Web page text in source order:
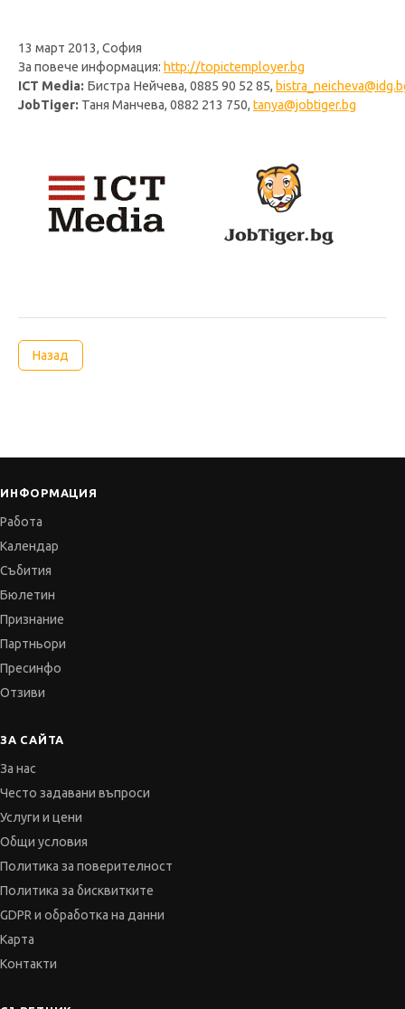
13 март 2013, София
За повече информация: http://topictemployer.bg
ICT Media: Бистра Нейчева, 0885 90 52 85,
JobTiger: Таня Манчева, 0882 213 750, tanya@jobtiger.bg
Назад
ИНФОРМАЦИЯ
Работа
Календар
Събития
Бюлетин
Признание
Партньори
Пресинфо
Отзиви
ЗА САЙТА
За нас
Често задавани въпроси
Услуги и цени
Общи условия
Политика за поверителност
Политика за бисквитките
GDPR и обработка на данни
Карта
Контакти